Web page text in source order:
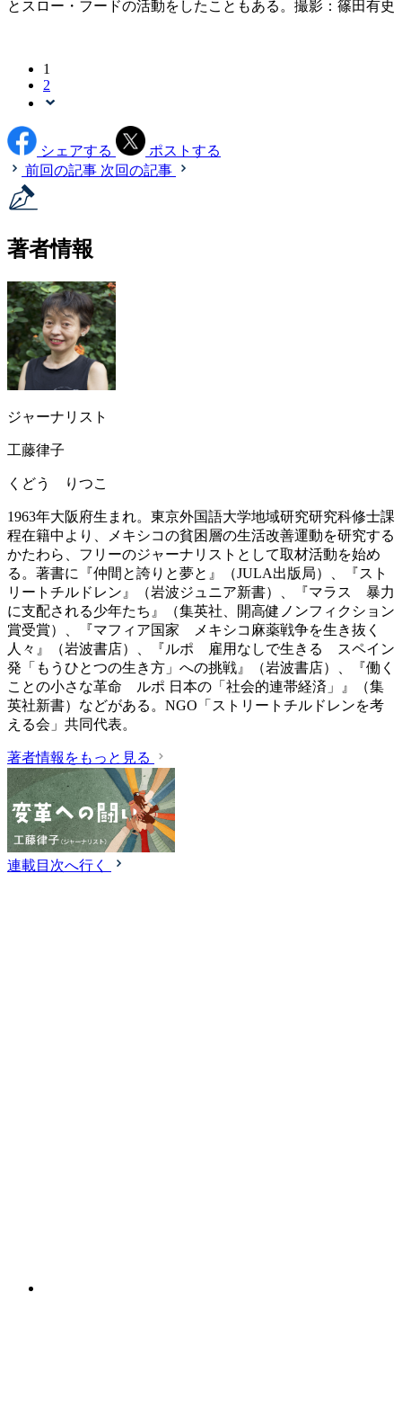
とスロー・フードの活動をしたこともある。撮影：篠田有史
1
2
シェアする
ポストする
前回の記事 次回の記事
著者情報
ジャーナリスト
工藤律子
くどう りつこ
1963年大阪府生まれ。東京外国語大学地域研究研究科修士課
程在籍中より、メキシコの貧困層の生活改善運動を研究する
かたわら、フリーのジャーナリストとして取材活動を始め
る。著書に『仲間と誇りと夢と』（JULA出版局）、『スト
リートチルドレン』（岩波ジュニア新書）、『マラス 暴力
に支配される少年たち』（集英社、開高健ノンフィクション
賞受賞）、『マフィア国家 メキシコ麻薬戦争を生き抜く
人々』（岩波書店）、『ルポ 雇用なしで生きる スペイン
発「もうひとつの生き方」への挑戦』（岩波書店）、『働く
ことの小さな革命 ルポ 日本の「社会的連帯経済」』（集
英社新書）などがある。NGO「ストリートチルドレンを考
える会」共同代表。
著者情報をもっと見る
連載目次へ行く